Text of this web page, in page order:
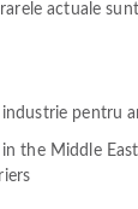
actuale
pentru
the Middle East